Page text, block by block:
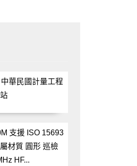
華民國計量工程
支援 ISO 15693
材質 圓形 巡檢
HF...